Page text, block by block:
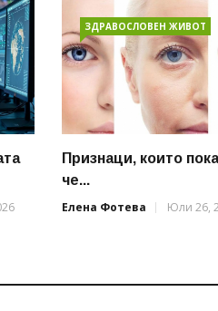
ЗДРАВОСЛОВЕН ЖИВОТ
Признаци, които
че...
Елена Фотева
Юли 26,